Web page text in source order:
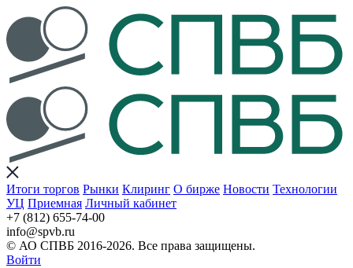
Итоги торгов Рынки Клиринг О бирже Новости Технологии
УЦ Приемная Личный кабинет
+7 (812) 655-74-00
info@spvb.ru
© АО СПВБ 2016-2026. Все права защищены.
Войти